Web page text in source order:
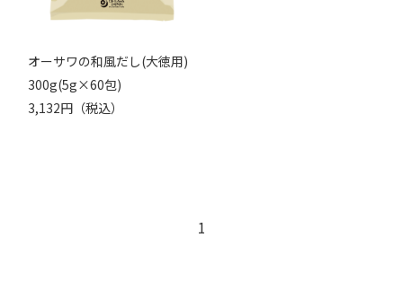
オーサワの和風だし(大徳用)
300g(5g×60包)
3,132円（税込）
1